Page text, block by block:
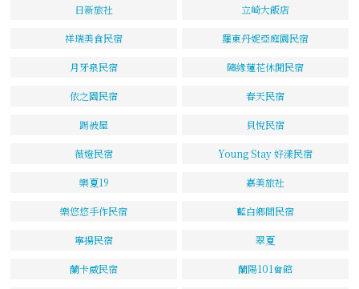
日新旅社 立崎大飯店
祥瑞美食民宿 羅東丹妮亞庭園民宿
月牙泉民宿 隨緣蓮花休閒民宿
依之園民宿 春天民宿
踢被屋 貝悅民宿
薇嬁民宿 Young Stay 好漾民宿
樂夏19 嘉美旅社
樂悠悠手作民宿 藍白鄉間民宿
寧揚民宿 翠夏
蘭卡威民宿 蘭陽101會館